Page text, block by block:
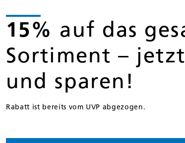
15% auf das
Sortiment –
und sparen!
Rabatt ist bereits vom UVP abgezogen.